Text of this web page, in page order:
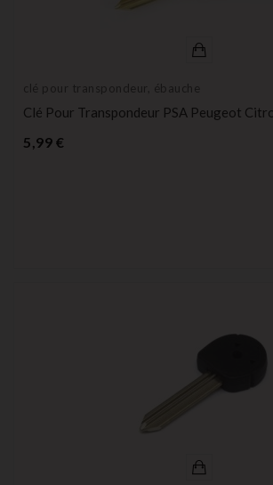
clé pour transpondeur, ébauche
Clé Pour Transpondeur PSA Peugeot
5,99 €